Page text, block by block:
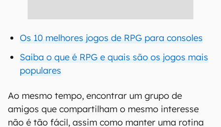
Os 10 melhores jogos de RPG para consoles
Saiba o que é RPG e quais são os jogos mais
populares
Ao mesmo tempo, encontrar um grupo de
amigos que compartilham o mesmo interesse
não é tão fácil, assim como manter uma rotina